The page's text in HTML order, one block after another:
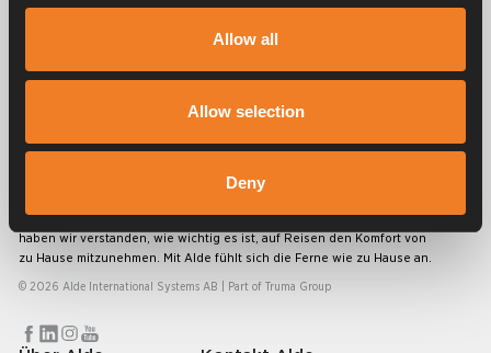
Allow all
Allow selection
Deny
Heizungssysteme für Wohnmobile und Wohnwagen her. Schon damals
haben wir verstanden, wie wichtig es ist, auf Reisen den Komfort von
zu Hause mitzunehmen. Mit Alde fühlt sich die Ferne wie zu Hause an.
© 2026 Alde International Systems AB | Part of Truma Group